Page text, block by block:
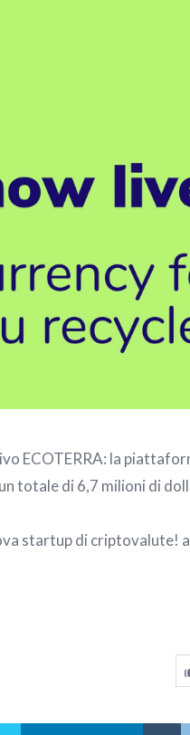
ECOTERRA: la
totale di 6,7 milioni di
startup di criptovalute!